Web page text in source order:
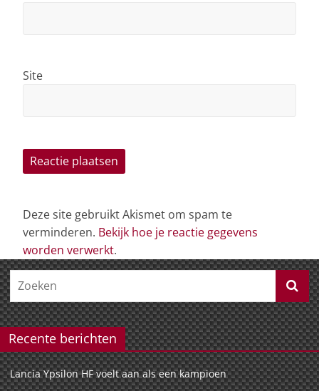
Site
Deze site gebruikt Akismet om spam te
verminderen. Bekijk hoe je reactie gegevens
worden verwerkt.
Recente berichten
Lancia Ypsilon HF voelt aan als een kampioen